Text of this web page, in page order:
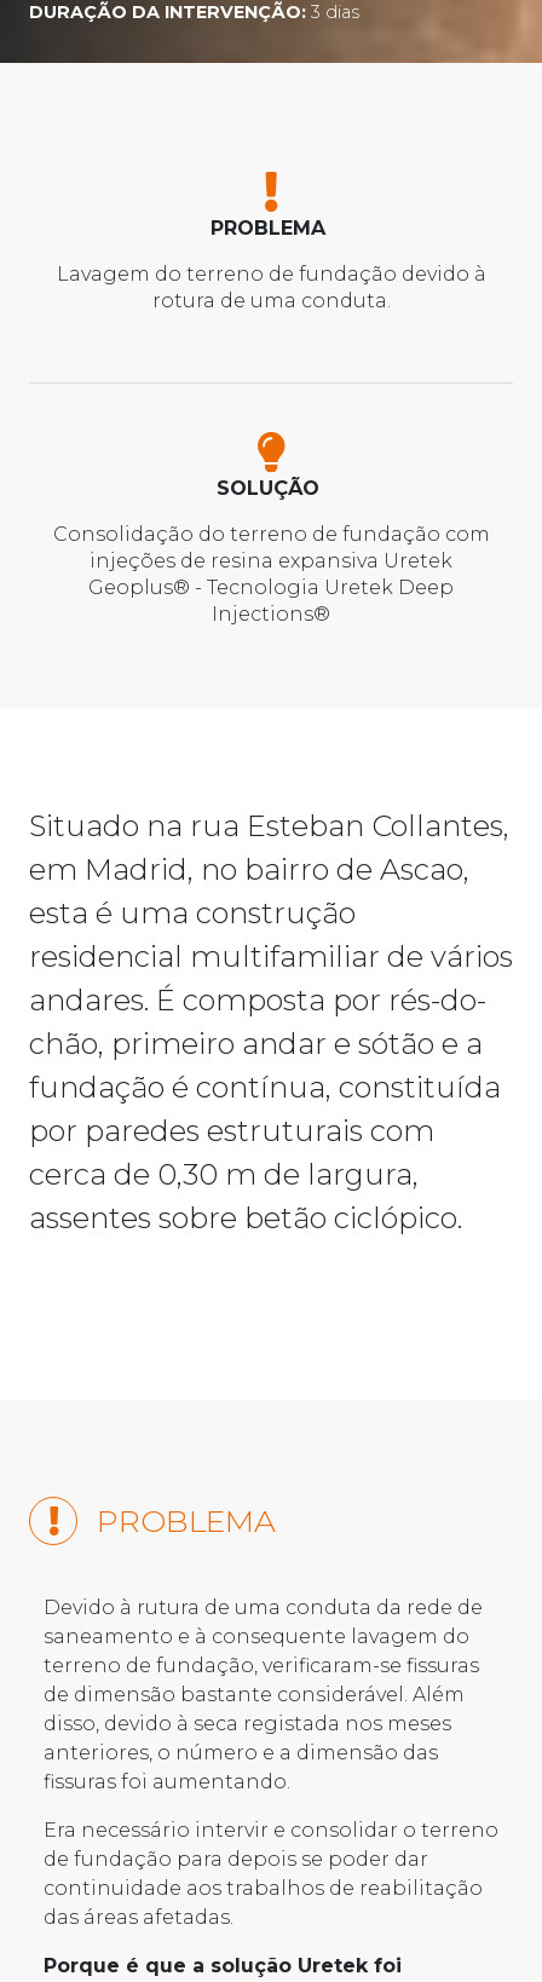
DURAÇÃO DA INTERVENÇÃO: 3 dias
PROBLEMA
Lavagem do terreno de fundação devido à
rotura de uma conduta.
SOLUÇÃO
Consolidação do terreno de fundação com
injeções de resina expansiva Uretek
Geoplus® - Tecnologia Uretek Deep
Injections®
Situado na rua Esteban Collantes,
em Madrid, no bairro de Ascao,
esta é uma construção
residencial multifamiliar de vários
andares. É composta por rés-do-
chão, primeiro andar e sótão e a
fundação é contínua, constituída
por paredes estruturais com
cerca de 0,30 m de largura,
assentes sobre betão ciclópico.
PROBLEMA
Devido à rutura de uma conduta da rede de
saneamento e à consequente lavagem do
terreno de fundação, verificaram-se fissuras
de dimensão bastante considerável. Além
disso, devido à seca registada nos meses
anteriores, o número e a dimensão das
fissuras foi aumentando.
Era necessário intervir e consolidar o terreno
de fundação para depois se poder dar
continuidade aos trabalhos de reabilitação
das áreas afetadas.
Porque é que a solução Uretek foi